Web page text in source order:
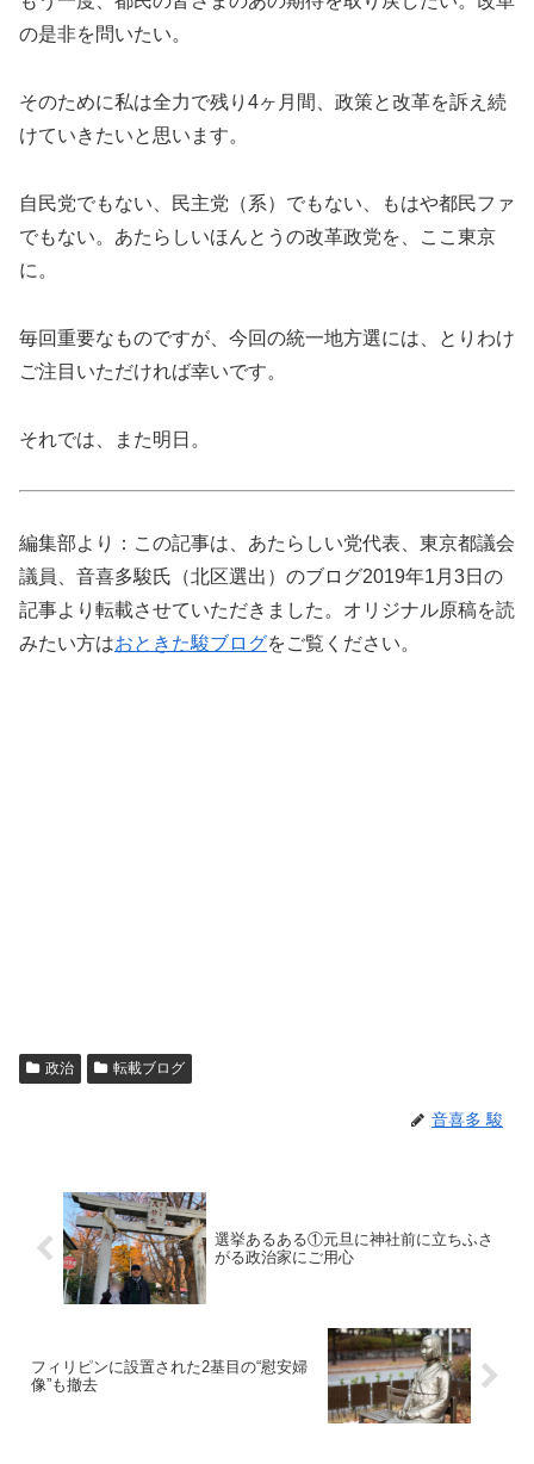
の是非を問いたい。
そのために私は全力で残り4ヶ月間、政策と改革を訴え続
けていきたいと思います。
自民党でもない、民主党（系）でもない、もはや都民ファ
でもない。あたらしいほんとうの改革政党を、ここ東京
に。
毎回重要なものですが、今回の統一地方選には、とりわけ
ご注目いただければ幸いです。
それでは、また明日。
編集部より：この記事は、あたらしい党代表、東京都議会
議員、音喜多駿氏（北区選出）のブログ2019年1月3日の
記事より転載させていただきました。オリジナル原稿を読
みたい方はおときた駿ブログをご覧ください。
政治 転載ブログ
音喜多 駿
選挙あるある①元旦に神社前に立ちふさ
がる政治家にご用心
フィリピンに設置された2基目の“慰安婦
像”も撤去